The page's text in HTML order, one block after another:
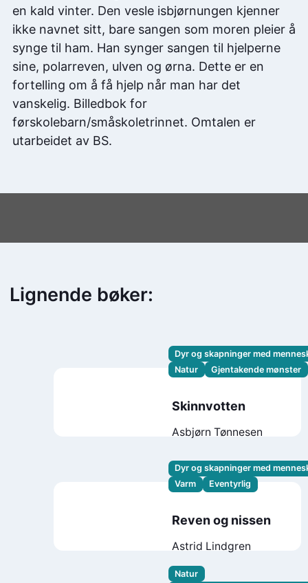
en kald vinter. Den vesle isbjørnungen kjenner
ikke navnet sitt, bare sangen som moren pleier å
synge til ham. Han synger sangen til hjelperne
sine, polarreven, ulven og ørna. Dette er en
fortelling om å få hjelp når man har det
vanskelig. Billedbok for
førskolebarn/småskoletrinnet. Omtalen er
utarbeidet av BS.
Lignende bøker:
Dyr og skapninger med
Natur
Gjentakende mønster
Skinnvotten
Asbjørn Tønnesen
Dyr og skapninger med
Varm
Eventyrlig
Reven og nissen
Astrid Lindgren
Natur